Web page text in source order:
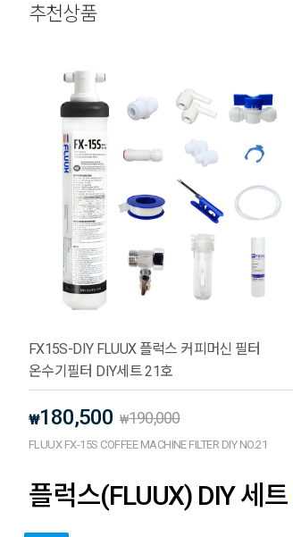
추천상품
FX15S-DIY FLUUX 플럭스 커피머신 필터
온수기필터 DIY세트 21호
₩180,500 ₩190,000
FLUUX FX-15S COFFEE MACHINE FILTER DIY NO.21
플럭스(FLUUX) DIY 세트